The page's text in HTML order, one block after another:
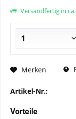
Versandfertig in
Merken
Artikel-Nr.:
Vorteile